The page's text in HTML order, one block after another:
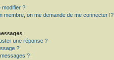
modifier ?
membre, on me demande de me connecter !?
une réponse ?
?
?